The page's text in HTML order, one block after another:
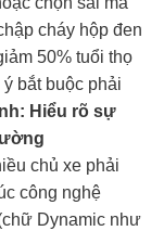
cháy hộp đen
50% tuổi thọ
bắt buộc phải
Hiểu rõ sự
chủ xe phải
công nghệ
Dynamic như